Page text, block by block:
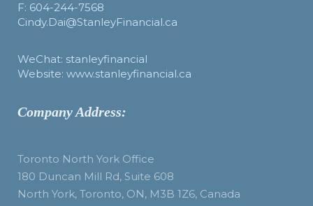
F: 604-244-7568
Cindy.Dai@StanleyFinancial.ca
WeChat: stanleyfinancial
Website: www.stanleyfinancial.ca
Company Address:
Toronto North York Office
180 Duncan Mill Rd, Suite 608
North York, Toronto, ON, M3B 1Z6, Canada